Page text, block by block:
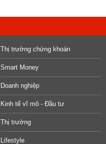
Thị trường chứng khoán
Smart Money
Doanh nghiệp
Kinh tế vĩ mô - Đầu tư
Thị trường
Lifestyle